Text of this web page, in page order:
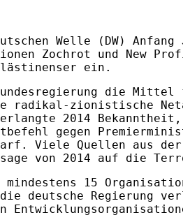
Welle (DW)
Zochrot und New
ein.
die Mittel
radikal-zionistische
2014
gegen
Viele Quellen aus
von 2014 auf die
15
deutsche Regierung